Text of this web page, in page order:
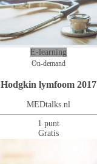
E-learning
On-demand
Hodgkin lymfoom 2017
MEDtalks.nl
1 punt
Gratis